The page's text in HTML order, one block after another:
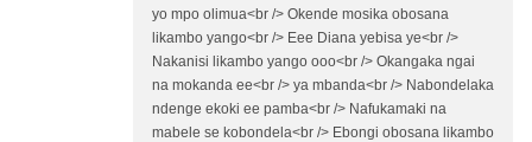
yo mpo olimua<br /> Okende mosika obosana
likambo yango<br /> Eee Diana yebisa ye<br />
Nakanisi likambo yango ooo<br /> Okangaka ngai
na mokanda ee<br /> ya mbanda<br /> Nabondelaka
ndenge ekoki ee pamba<br /> Nafukamaki na
mabele se kobondela<br /> Ebongi obosana likambo